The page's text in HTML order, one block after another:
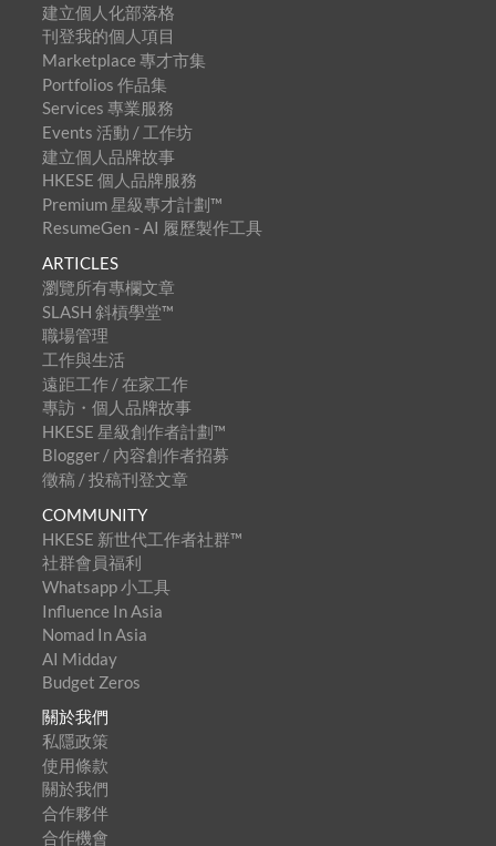
建立個人化部落格
刊登我的個人項目
Marketplace 專才市集
Portfolios 作品集
Services 專業服務
Events 活動 / 工作坊
建立個人品牌故事
HKESE 個人品牌服務
Premium 星級專才計劃™
ResumeGen - AI 履歷製作工具
ARTICLES
瀏覽所有專欄文章
SLASH 斜槓學堂™
職場管理
工作與生活
遠距工作 / 在家工作
專訪・個人品牌故事
HKESE 星級創作者計劃™
Blogger / 內容創作者招募
徵稿 / 投稿刊登文章
COMMUNITY
HKESE 新世代工作者社群™
社群會員福利
Whatsapp 小工具
Influence In Asia
Nomad In Asia
AI Midday
Budget Zeros
關於我們
私隱政策
使用條款
關於我們
合作夥伴
合作機會